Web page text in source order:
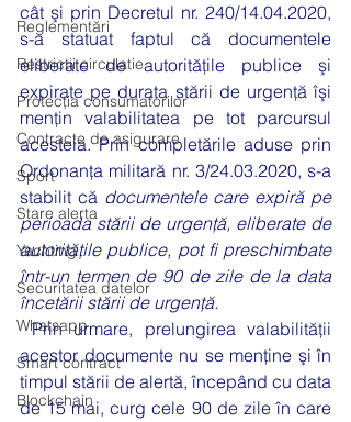
Reglementări
Restrictii circulatie
Protecția consumatorilor
Contracte de asigurare
Sport
Stare alerta
Yachting
Securitatea datelor
Whatsapp
Smart contract
Blockchain
cât şi prin Decretul nr. 240/14.04.2020,
s-a statuat faptul că documentele
eliberate de autorităţile publice şi
expirate pe durata stării de urgenţă îşi
menţin valabilitatea pe tot parcursul
acesteia. Prin completările aduse prin
Ordonanţa militară nr. 3/24.03.2020, s-a
stabilit că documentele care expiră pe
perioada stării de urgență, eliberate de
autoritățile publice, pot fi preschimbate
într-un termen de 90 de zile de la data
încetării stării de urgență.
Prin urmare, prelungirea valabilităţii
acestor documente nu se menţine şi în
timpul stării de alertă, începând cu data
de 15 mai, curg cele 90 de zile în care